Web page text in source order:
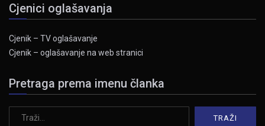
Cjenici oglašavanja
Cjenik – TV oglašavanje
Cjenik – oglašavanje na web stranici
Pretraga prema imenu članka